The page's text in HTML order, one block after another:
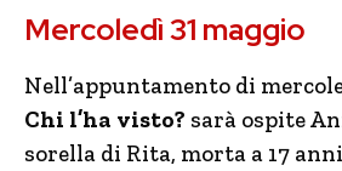
Mercoledì 31 maggio
Nell’appuntamento di
Chi l’ha visto? sarà ospite
sorella di Rita, morta a 17